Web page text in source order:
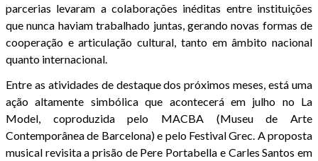
parcerias levaram a colaborações inéditas entre instituições
que nunca haviam trabalhado juntas, gerando novas formas de
cooperação e articulação cultural, tanto em âmbito nacional
quanto internacional.
Entre as atividades de destaque dos próximos meses, está uma
ação altamente simbólica que acontecerá em julho no La
Model, coproduzida pelo MACBA (Museu de Arte
Contemporânea de Barcelona) e pelo Festival Grec. A proposta
musical revisita a prisão de Pere Portabella e Carles Santos em